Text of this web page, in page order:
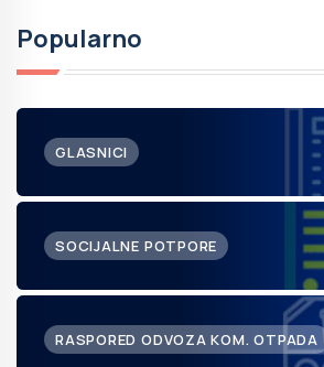
Popularno
GLASNICI
SOCIJALNE POTPORE
RASPORED ODVOZA KOM. OTPADA